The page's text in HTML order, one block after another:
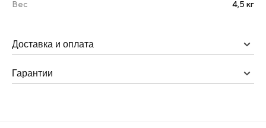
Вес 4,5 кг
Доставка и оплата
Гарантии